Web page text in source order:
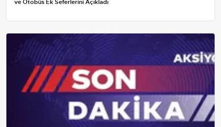
ve Otobüs Ek Seferlerini Açıkladı